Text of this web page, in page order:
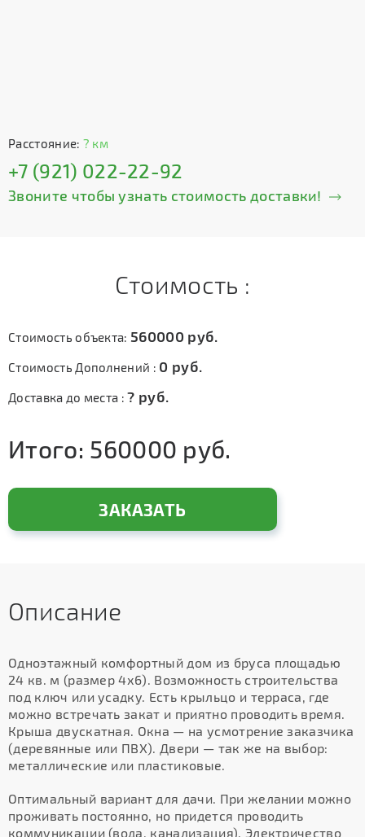
Расстояние: ? км
+7 (921) 022-22-92
Звоните чтобы узнать стоимость доставки!
Стоимость :
Стоимость объекта: 560000 руб.
Стоимость Дополнений : 0 руб.
Доставка до места :? руб.
Итого: 560000 руб.
ЗАКАЗАТЬ
Описание
Одноэтажный комфортный дом из бруса площадью
24 кв. м (размер 4х6). Возможность строительства
под ключ или усадку. Есть крыльцо и терраса, где
можно встречать закат и приятно проводить время.
Крыша двускатная. Окна — на усмотрение заказчика
(деревянные или ПВХ). Двери — так же на выбор:
металлические или пластиковые.
Оптимальный вариант для дачи. При желании можно
проживать постоянно, но придется проводить
коммуникации (вода, канализация). Электричество